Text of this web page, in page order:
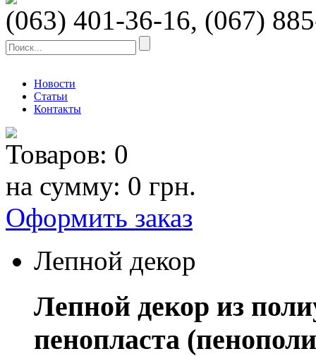
(063) 401-36-16, (067)
Новости
Статьи
Контакты
Товаров: 0
на сумму: 0 грн.
Оформить заказ
Лепной декор
Лепной декор из
пенопласта